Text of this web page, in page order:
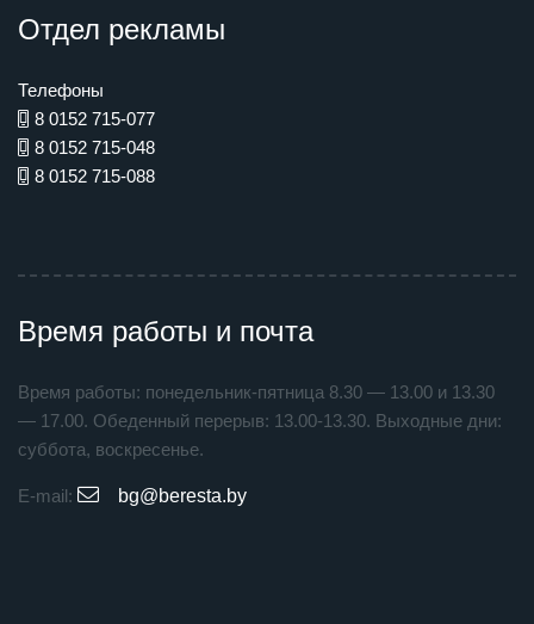
Отдел рекламы
Телефоны
8 0152 715-077
8 0152 715-048
8 0152 715-088
Время работы и почта
Время работы: понедельник-пятница 8.30 — 13.00 и 13.30
— 17.00. Обеденный перерыв: 13.00-13.30. Выходные дни:
суббота, воскресенье.
E-mail: bg@beresta.by